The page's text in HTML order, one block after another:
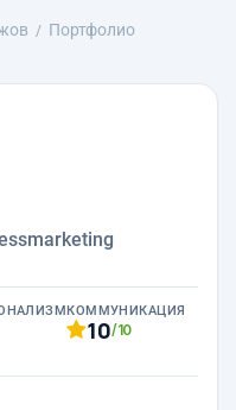
Портфолио
КОММУНИКАЦИЯ
10/10